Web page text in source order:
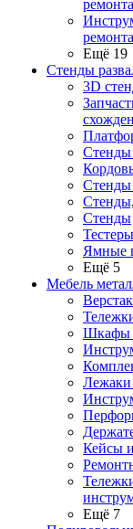
Ещё 19
Стенды
3D
Стенды
Стенды
Ямные
Ещё 5
Мебель
Шкафы
Лежаки
Кейсы
Ещё 7